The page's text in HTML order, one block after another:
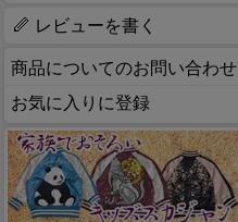
レビューを書く
商品についてのお問い合わせ
お気に入りに登録